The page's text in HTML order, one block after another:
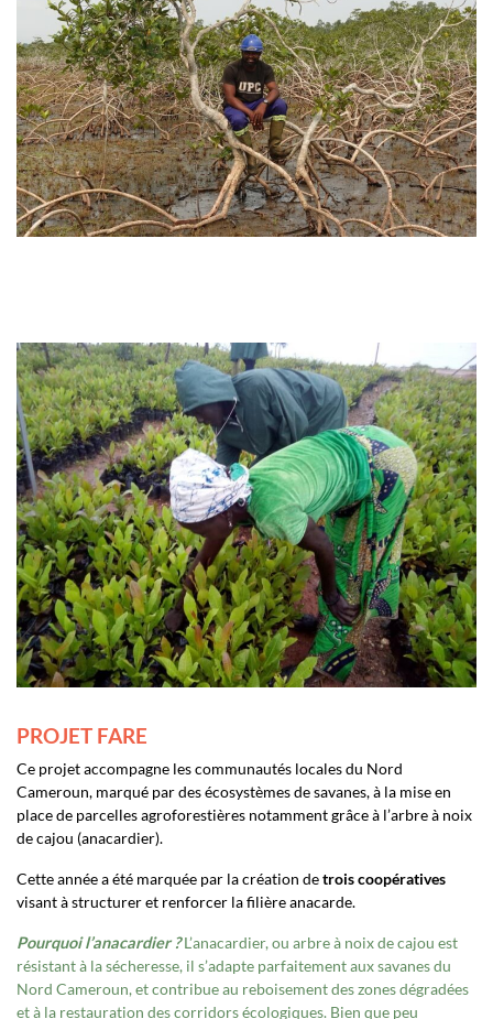
PROJET FARE
Ce projet accompagne les communautés locales du Nord
Cameroun, marqué par des écosystèmes de savanes, à la mise en
place de parcelles agroforestières notamment grâce à l’arbre à noix
de cajou (anacardier).
Cette année a été marquée par la création detrois coopératives
visant à structurer et renforcer la filière anacarde.
Pourquoi l’anacardier ?L’anacardier, ou arbre à noix de cajou est
résistant à la sécheresse, il s’adapte parfaitement aux savanes du
Nord Cameroun, et contribue au reboisement des zones dégradées
et à la restauration des corridors écologiques. Bien que peu